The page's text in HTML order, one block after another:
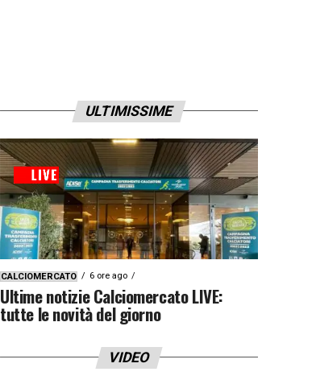
ULTIMISSIME
CALCIOMERCATO 6 ore ago
Ultime notizie Calciomercato LIVE:
tutte le novità del giorno
VIDEO